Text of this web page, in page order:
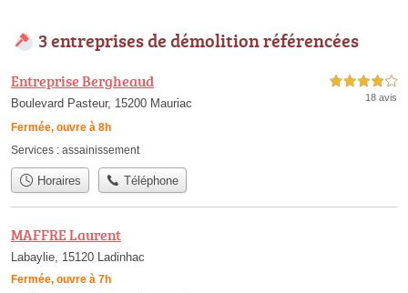
3 entreprises de démolition référencées
Entreprise Bergheaud
Boulevard Pasteur, 15200 Mauriac
Fermée, ouvre à 8h
4,0 étoiles sur 5
18 avis
Services : assainissement
Horaires Téléphone
MAFFRE Laurent
Labaylie, 15120 Ladinhac
Fermée, ouvre à 7h